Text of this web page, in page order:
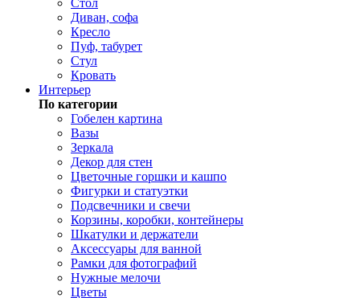
Стол
Диван, софа
Кресло
Пуф, табурет
Стул
Кровать
Интерьер
По категории
Гобелен картина
Вазы
Зеркала
Декор для стен
Цветочные горшки и кашпо
Фигурки и статуэтки
Подсвечники и свечи
Корзины, коробки, контейнеры
Шкатулки и держатели
Аксессуары для ванной
Рамки для фотографий
Нужные мелочи
Цветы